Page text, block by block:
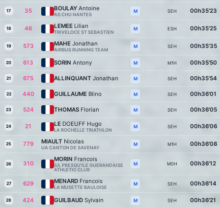
17 35 BOULAY Antoine
AS CHU NANTES
M SEH 00h35'23
18 46 LEMEE Lilian
TRIVELOCE ST SEBASTIEN
M ESH 00h35'25
19 573 MAHE Jonathan
AIRBUS RUNNING TEAM
M SEH 00h35'35
20 613 SORIN Antony M M1H 00h35'50
21 675 ALLINQUANT Jonathan M SEH 00h35'54
22 440 GUILLAUME Blino M SEH 00h36'01
23 524 THOMAS Florian M SEH 00h36'05
24 21 LE DOEUFF Hugo
LA ROCHELLE TRIATHLON
M SEH 00h36'06
25 779 MIAULT Nicolas
UA CANTON DE SAVENAY
M M1H 00h36'08
26 310
MORIN Francois
S/L PRESQU'ILE GUERANDAISE
ATHLETIC CLUB
M M0H 00h36'12
27 629 MENARD Francois
LA MUSETTE BAULOISE
M SEH 00h36'14
28 424 GUILBAUD Sylvain M SEH 00h36'21